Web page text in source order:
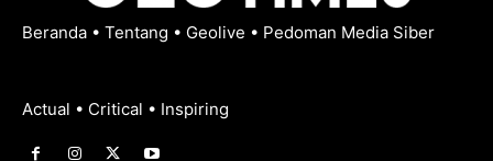
Beranda • Tentang • Geolive • Pedoman Media Siber
Actual • Critical • Inspiring